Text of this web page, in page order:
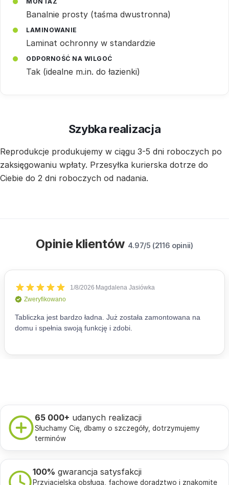
Banalnie prosty (taśma dwustronna)
LAMINOWANIE
Laminat ochronny w standardzie
ODPORNOŚĆ NA WILGOĆ
Tak (idealne m.in. do łazienki)
Szybka realizacja
Reprodukcje produkujemy w ciągu 3-5 dni roboczych po
zaksięgowaniu wpłaty. Przesyłka kurierska dotrze do
Ciebie do 2 dni roboczych od nadania.
Opinie klientów 4.97/5 (2116 opinii)
65 000+ udanych realizacji
Słuchamy Cię, dbamy o szczegóły, dotrzymujemy
terminów
100% gwarancja satysfakcji
Przyjacielska obsługa, fachowe doradztwo i znakomite